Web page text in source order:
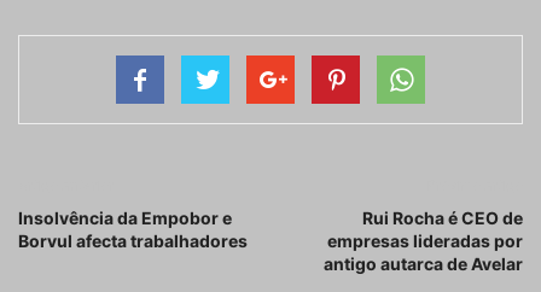
Insolvência da Empobor e
Borvul afecta trabalhadores
Rui Rocha é CEO de
empresas lideradas por
antigo autarca de Avelar